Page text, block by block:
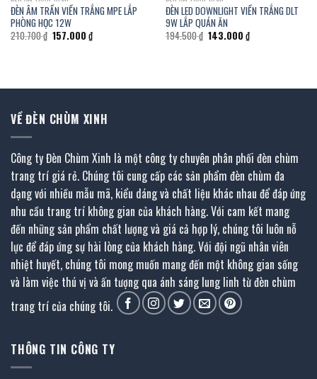
ĐÈN ÂM TRẦN VIỀN TRẮNG MPE LẮP
PHÒNG HỌC 12W
210.700₫ Giá
gốc
157.000 ₫Giá
hiện
ĐÈN LED DOWNLIGHT VIỀN TRẮNG DLT
9W LẮP QUÁN ĂN
194.500₫ Giá
gốc
143.000 ₫Giá
hiện
VỀ ĐÈN CHÙM XINH
Công ty Đèn Chùm Xinh là một công ty chuyên phân phối đèn chùm
trang trí giá rẻ. Chúng tôi cung cấp các sản phẩm đèn chùm đa
dạng với nhiều mẫu mã, kiểu dáng và chất liệu khác nhau để đáp ứng
nhu cầu trang trí không gian của khách hàng. Với cam kết mang
đến những sản phẩm chất lượng và giá cả hợp lý, chúng tôi luôn nỗ
lực để đáp ứng sự hài lòng của khách hàng. Với đội ngũ nhân viên
nhiệt huyết, chúng tôi mong muốn mang đến một không gian sống
và làm việc thú vị và ấn tượng qua ánh sáng lung linh từ đèn chùm
trang trí của chúng tôi.
THÔNG TIN CÔNG TY